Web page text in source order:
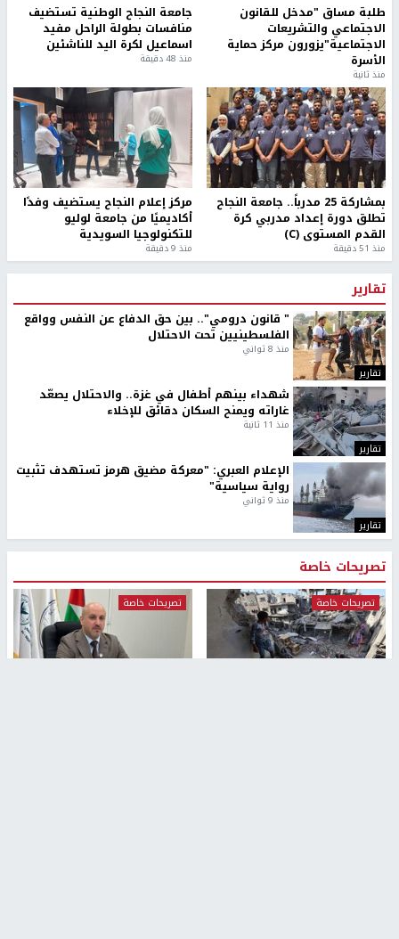
طلبة مساق "مدخل للقانون
الاجتماعي والتشريعات
الاجتماعية"يزورون مركز حماية
الأسرة
منذ ثانية
جامعة النجاح الوطنية تستضيف
منافسات بطولة الراحل مفيد
اسماعيل لكرة اليد للناشئين
منذ 48 دقيقة
بمشاركة 25 مدرباً.. جامعة النجاح
تطلق دورة إعداد مدربي كرة
القدم المستوى (C)
منذ 51 دقيقة
مركز إعلام النجاح يستضيف وفدًا
أكاديميًا من جامعة لوليو
للتكنولوجيا السويدية
منذ 9 دقيقة
تقارير
تقارير
" قانون درومي".. بين حق الدفاع عن النفس وواقع
الفلسطينيين تحت الاحتلال
منذ 8 ثواني
تقارير
شهداء بينهم أطفال في غزة.. والاحتلال يصعّد
غاراته ويمنح السكان دقائق للإخلاء
منذ 11 ثانية
تقارير
الإعلام العبري: "معركة مضيق هرمز تستهدف تثبيت
رواية سياسية"
منذ 9 ثواني
تصريحات خاصة
تصريحات خاصة تصريحات خاصة